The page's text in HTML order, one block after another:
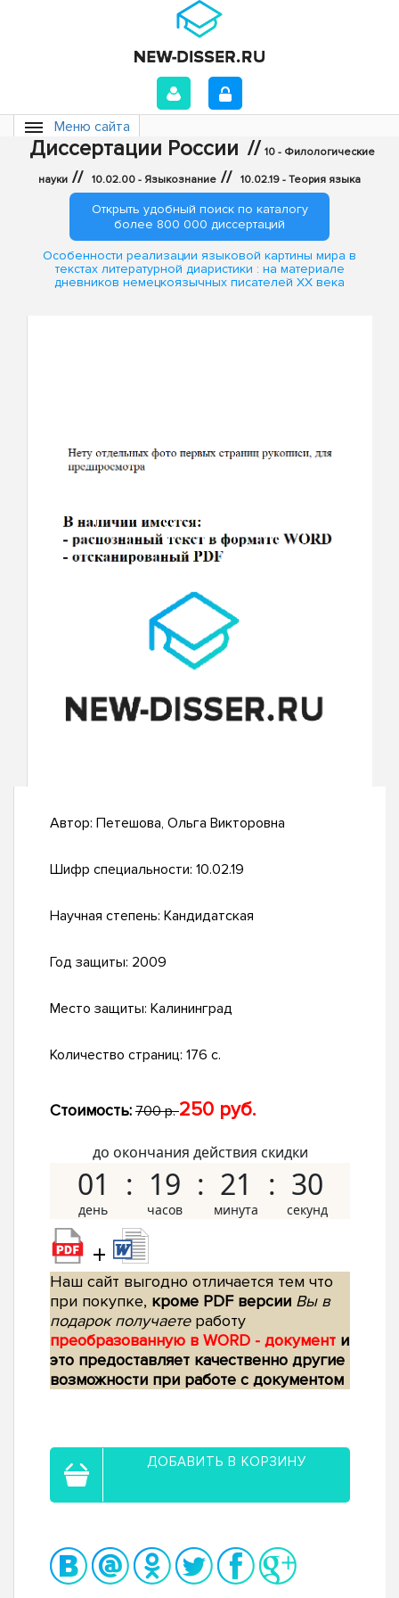
Меню сайта
Диссертации России // 10 - Филологические
науки // 10.02.00 - Языкознание // 10.02.19 - Теория языка
Открыть удобный поиск по каталогу
более 800 000 диссертаций
Особенности реализации языковой картины мира в
текстах литературной диаристики : на материале
дневников немецкоязычных писателей XX века
Автор: Петешова, Ольга Викторовна
Шифр специальности: 10.02.19
Научная степень: Кандидатская
Год защиты: 2009
Место защиты: Калининград
Количество страниц: 176 с.
Стоимость: 700 р.250 руб.
до окончания действия скидки
01 19 21 29
+
Наш сайт выгодно отличается тем что
при покупке, кроме PDF версии Вы в
подарок получаетеработу
преобразованную в WORD - документ и
это предоставляет качественно другие
возможности при работе с документом
ДОБАВИТЬ В КОРЗИНУ